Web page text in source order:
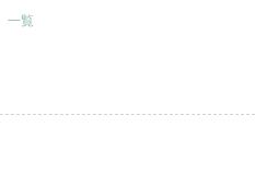
一覧